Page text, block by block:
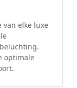
van elke luxe
optimale